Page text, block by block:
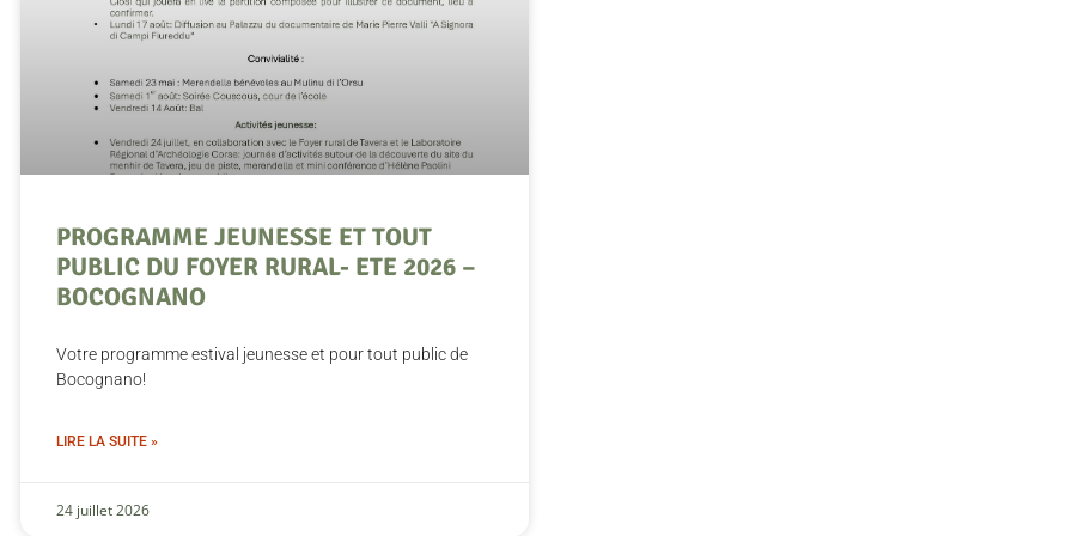
PROGRAMME JEUNESSE ET TOUT
PUBLIC DU FOYER RURAL- ETE 2026 –
BOCOGNANO
Votre programme estival jeunesse et pour tout public de
Bocognano!
LIRE LA SUITE »
24 juillet 2026